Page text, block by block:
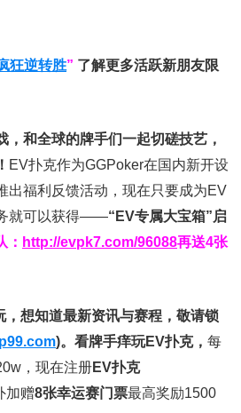
狂逆转胜” 了解更多活跃新朋友限
，和全球的牌手们一起切磋技艺，
EV扑克作为GGPoker在国内新开设
出福利反馈活动，现在只要成为EV
就可以获得——“EV专属大宝箱”启
： http://evpk7.com/96088再送4张
想知道最新资讯与赛程， 敬请锁
)。 看牌手痒玩EV扑克， 每
，现在注册EV扑克
加赠8张幸运赛门票最高奖励1500